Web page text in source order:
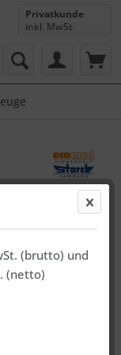
Privatkunde
inkl. MwSt.
(brutto) und
(netto)